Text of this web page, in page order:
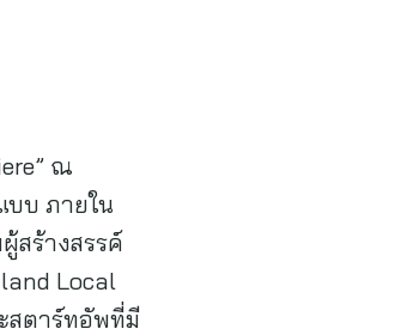
ณ
บบ ภายใน
สร้างสรรค์
Local
สตาร์ทอัพที่มี